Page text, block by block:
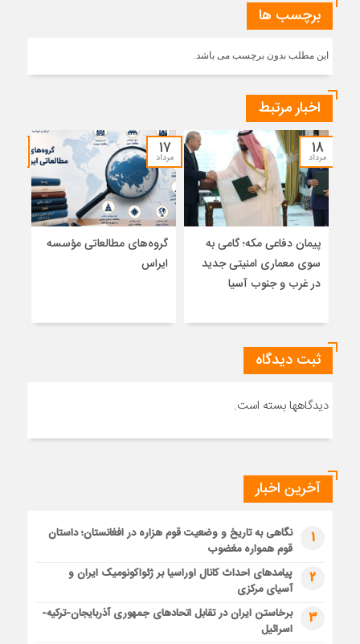
برچسب ها
این مطلب بدون برچسب می باشد.
اخبار مرتبط
۱۸
مرداد
پیمان دفاعی مکه؛ گامی به
سوی معماری امنیتی جدید
در غرب و جنوب آسیا
۱۷
مرداد
گروه‌های مطالعاتی مؤسسه
ایراس
ثبت دیدگاه
دیدگاهها بسته است.
آخرین اخبار
1
نگاهی به تاریخ و وضعیت قوم هزاره در افغانستان؛ داستان
قوم همواره مغضوب
2
پیامدهای احداث کانال اوراسیا بر ژئواکونومیک ایران و
آسیای مرکزی
3
برخاستن ایران در تقابل اتحادهای جمهوری آذربایجان-ترکیه-
اسرائیل